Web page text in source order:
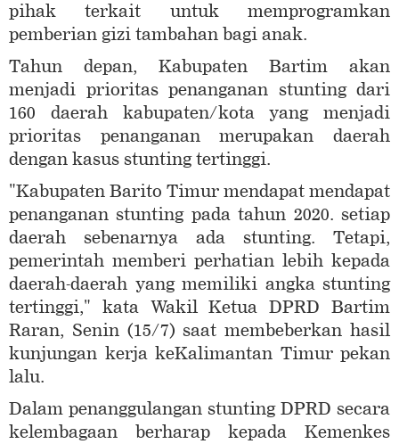
pihak terkait untuk memprogramkan
pemberian gizi tambahan bagi anak.
Tahun depan, Kabupaten Bartim akan
menjadi prioritas penanganan stunting dari
160 daerah kabupaten/kota yang menjadi
prioritas penanganan merupakan daerah
dengan kasus stunting tertinggi.
"Kabupaten Barito Timur mendapat mendapat
penanganan stunting pada tahun 2020. setiap
daerah sebenarnya ada stunting. Tetapi,
pemerintah memberi perhatian lebih kepada
daerah-daerah yang memiliki angka stunting
tertinggi," kata Wakil Ketua DPRD Bartim
Raran, Senin (15/7) saat membeberkan hasil
kunjungan kerja keKalimantan Timur pekan
lalu.
Dalam penanggulangan stunting DPRD secara
kelembagaan berharap kepada Kemenkes